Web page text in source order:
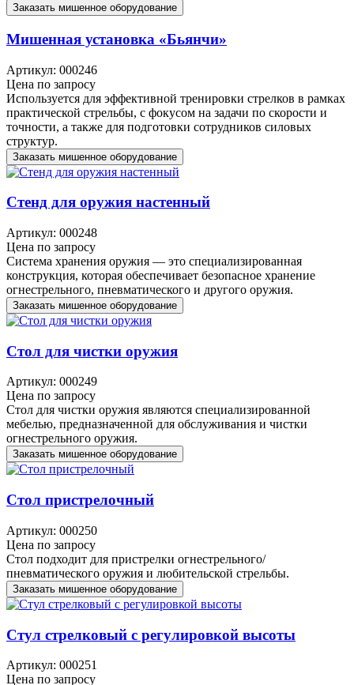
Заказать мишенное оборудование
Мишенная установка «Бьянчи»
Артикул: 000246
Цена по запросу
Используется для эффективной тренировки стрелков в рамках
практической стрельбы, с фокусом на задачи по скорости и
точности, а также для подготовки сотрудников силовых
структур.
Заказать мишенное оборудование
Стенд для оружия настенный
Артикул: 000248
Цена по запросу
Система хранения оружия — это специализированная
конструкция, которая обеспечивает безопасное хранение
огнестрельного, пневматического и другого оружия.
Заказать мишенное оборудование
Стол для чистки оружия
Артикул: 000249
Цена по запросу
Стол для чистки оружия являются специализированной
мебелью, предназначенной для обслуживания и чистки
огнестрельного оружия.
Заказать мишенное оборудование
Стол пристрелочный
Артикул: 000250
Цена по запросу
Стол подходит для пристрелки огнестрельного/
пневматического оружия и любительской стрельбы.
Заказать мишенное оборудование
Стул стрелковый с регулировкой высоты
Артикул: 000251
Цена по запросу